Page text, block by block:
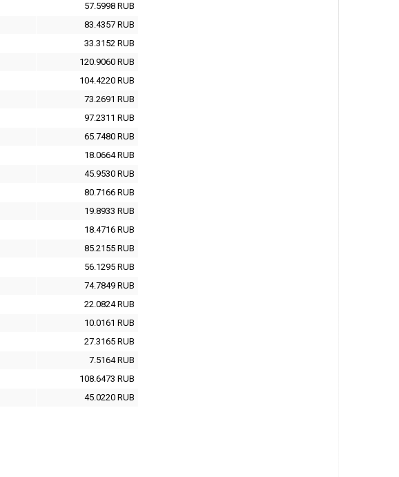
57.5998 RUB
83.4357 RUB
33.3152 RUB
120.9060 RUB
104.4220 RUB
73.2691 RUB
97.2311 RUB
65.7480 RUB
18.0664RUB
45.9530 RUB
80.7166 RUB
19.8933 RUB
18.4716 RUB
85.2155 RUB
56.1295 RUB
74.7849 RUB
22.0824RUB
10.0161 RUB
27.3165 RUB
7.5164RUB
108.6473 RUB
45.0220 RUB